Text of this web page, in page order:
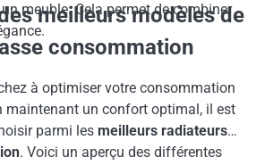
meuble. Cela permet de combiner
meilleurs modèles de
consommation
à optimiser votre consommation
maintenant un confort optimal, il est
parmi les meilleurs radiateurs
. Voici un aperçu des différentes